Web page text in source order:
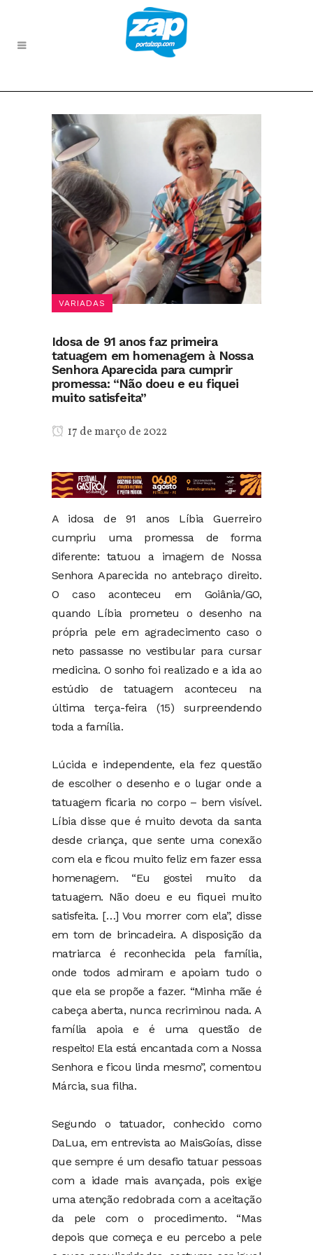
VARIADAS
Idosa de 91 anos faz primeira
tatuagem em homenagem à Nossa
Senhora Aparecida para cumprir
promessa: “Não doeu e eu fiquei
muito satisfeita”
17 de março de 2022
A idosa de 91 anos Líbia Guerreiro
cumpriu uma promessa de forma
diferente: tatuou a imagem de Nossa
Senhora Aparecida no antebraço direito.
O caso aconteceu em Goiânia/GO,
quando Líbia prometeu o desenho na
própria pele em agradecimento caso o
neto passasse no vestibular para cursar
medicina. O sonho foi realizado e a ida ao
estúdio de tatuagem aconteceu na
última terça-feira (15) surpreendendo
toda a família.
Lúcida e independente, ela fez questão
de escolher o desenho e o lugar onde a
tatuagem ficaria no corpo – bem visível.
Líbia disse que é muito devota da santa
desde criança, que sente uma conexão
com ela e ficou muito feliz em fazer essa
homenagem. “Eu gostei muito da
tatuagem. Não doeu e eu fiquei muito
satisfeita. […] Vou morrer com ela”, disse
em tom de brincadeira. A disposição da
matriarca é reconhecida pela família,
onde todos admiram e apoiam tudo o
que ela se propõe a fazer. “Minha mãe é
cabeça aberta, nunca recriminou nada. A
família apoia e é uma questão de
respeito! Ela está encantada com a Nossa
Senhora e ficou linda mesmo”, comentou
Márcia, sua filha.
Segundo o tatuador, conhecido como
DaLua, em entrevista ao MaisGoías, disse
que sempre é um desafio tatuar pessoas
com a idade mais avançada, pois exige
uma atenção redobrada com a aceitação
da pele com o procedimento. “Mas
depois que começa e eu percebo a pele